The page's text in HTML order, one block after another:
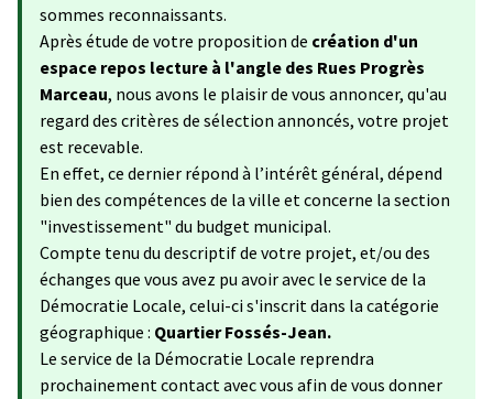
sommes reconnaissants.
Après étude de votre proposition de création d'un
espace repos lecture à l'angle des Rues Progrès
Marceau, nous avons le plaisir de vous annoncer, qu'au
regard des critères de sélection annoncés, votre projet
est recevable.
En effet, ce dernier répond à l’intérêt général, dépend
bien des compétences de la ville et concerne la section
"investissement" du budget municipal.
Compte tenu du descriptif de votre projet, et/ou des
échanges que vous avez pu avoir avec le service de la
Démocratie Locale, celui-ci s'inscrit dans la catégorie
géographique : Quartier Fossés-Jean.
Le service de la Démocratie Locale reprendra
prochainement contact avec vous afin de vous donner